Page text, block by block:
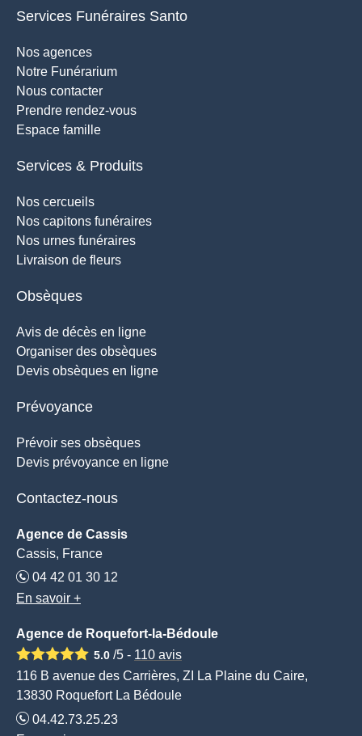
Services Funéraires Santo
Nos agences
Notre Funérarium
Nous contacter
Prendre rendez-vous
Espace famille
Services & Produits
Nos cercueils
Nos capitons funéraires
Nos urnes funéraires
Livraison de fleurs
Obsèques
Avis de décès en ligne
Organiser des obsèques
Devis obsèques en ligne
Prévoyance
Prévoir ses obsèques
Devis prévoyance en ligne
Contactez-nous
Agence de Cassis
Cassis, France
04 42 01 30 12
En savoir +
Agence de Roquefort-la-Bédoule
5.0 /5 - 110 avis
116 B avenue des Carrières, ZI La Plaine du Caire,
13830 Roquefort La Bédoule
04.42.73.25.23